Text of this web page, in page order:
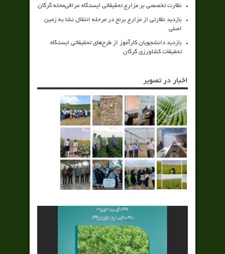
نظارت تخصصی بر مزارع تحقیقاتی ایستگاه عراقی‌محله گرگان
بازدید نظارتی از مزارع برنج در مرحله انتقال نشا به زمین
اصلی
بازدید دانشجویان کارآموز از طرح‌های تحقیقاتی ایستگاه
تحقیقات کشاورزی گرگان
اخبار در تصویر